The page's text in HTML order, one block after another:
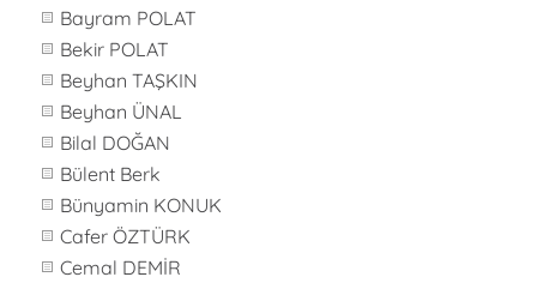
Bayram POLAT
Bekir POLAT
Beyhan TAŞKIN
Beyhan ÜNAL
Bilal DOĞAN
Bülent Berk
Bünyamin KONUK
Cafer ÖZTÜRK
Cemal DEMİR